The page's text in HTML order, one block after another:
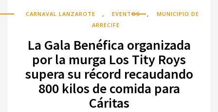
CARNAVAL LANZAROTE , EVENTOS ,
MUNICIPIO DE
ARRECIFE
La Gala Benéfica organizada
por la murga Los Tity Roys
supera su récord recaudando
800 kilos de comida para
Cáritas